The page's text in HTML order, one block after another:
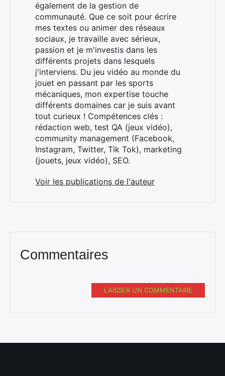
également de la gestion de
communauté. Que ce soit pour écrire
mes textes ou animer des réseaux
sociaux, je travaille avec sérieux,
passion et je m'investis dans les
différents projets dans lesquels
j'interviens. Du jeu vidéo au monde du
jouet en passant par les sports
mécaniques, mon expertise touche
différents domaines car je suis avant
tout curieux ! Compétences clés :
rédaction web, test QA (jeux vidéo),
community management (Facebook,
Instagram, Twitter, Tik Tok), marketing
(jouets, jeux vidéo), SEO.
Voir les publications de l'auteur
Commentaires
LAISSER UN COMMENTAIRE